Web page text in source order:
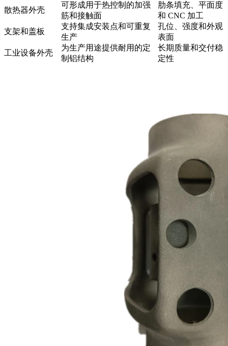
散热器外壳
可形成用于热控制的加强
筋和接触面
肋条填充、平面度
和 CNC 加工
支架和盖板
支持集成安装点和可重复
生产
孔位、强度和外观
表面
工业设备外壳
为生产用途提供耐用的定
制铝结构
长期质量和交付稳
定性